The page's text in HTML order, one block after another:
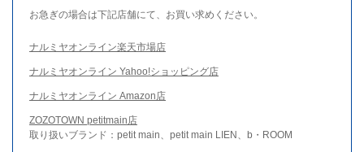
お急ぎの場合は下記店舗にて、お買い求めください。
ナルミヤオンライン楽天市場店
ナルミヤオンライン Yahoo!ショッピング店
ナルミヤオンライン Amazon店
ZOZOTOWN petitmain店
取り扱いブランド：petit main、petit main LIEN、b・ROOM